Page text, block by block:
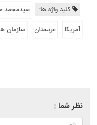
کلید واژه ها: سیدمحمد
آمریکا
عربستان سازمان
نظر شما :